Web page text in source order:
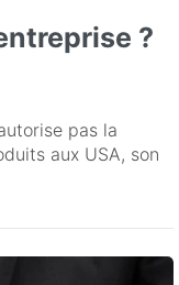
?
pas la
aux USA, son